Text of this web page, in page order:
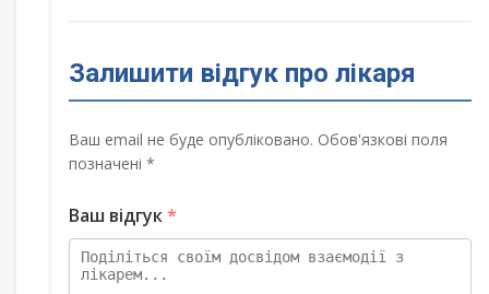
Залишити відгук про лікаря
Ваш email не буде опубліковано. Обов'язкові поля
позначені *
Ваш відгук*